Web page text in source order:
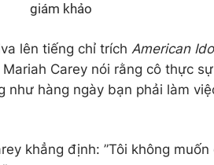
giám khảo
lên tiếng chỉ trích American
Carey nói rằng cô thực
như hàng ngày bạn phải làm
khẳng định: ”Tôi không